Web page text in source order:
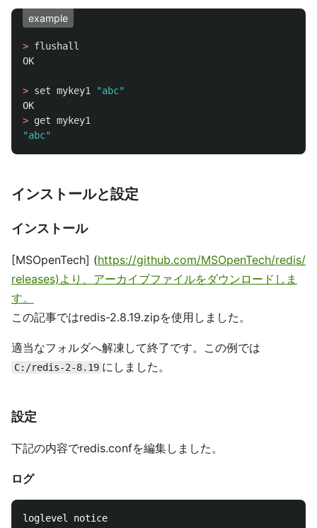
example
> flushall
OK
> set mykey1
"abc"
OK
> get mykey1
"abc"
インストールと設定
インストール
[MSOpenTech] (https://github.com/MSOpenTech/redis/
releases)より、アーカイブファイルをダウンロードしま
す。
この記事ではredis-2.8.19.zipを使用しました。
適当なフォルダへ解凍して終了です。この例では
C:/redis-2-8.19 にしました。
設定
下記の内容でredis.confを編集しました。
ログ
loglevel notice